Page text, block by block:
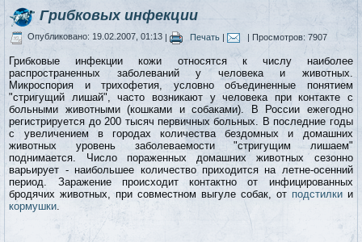
Гpибковых инфекции
Опубликовано: 19.02.2007, 01:13 | Печать | | Просмотров: 7907
Грибковые инфекции кожи относятся к числу наиболее
распространенных заболеваний у человека и животных.
Микроспория и трихофетия, условно объединенные понятием
"стригущий лишай", часто возникают у человека при контакте с
больными животными (кошками и собаками). В России ежегодно
регистрируется до 200 тысяч первичных больных. В последние годы
с увеличением в городах количества бездомных и домашних
животных уровень заболеваемости "стригущим лишаем"
поднимается. Число пораженных домашних животных сезонно
варьирует - наибольшее количество приходится на летне-осенний
период. Заражение происходит контактно от инфицированных
бродячих животных, при совместном выгуле собак, от подстилкии
кормушки